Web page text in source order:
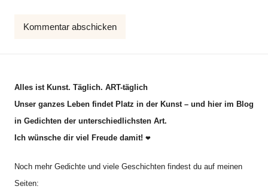
Alles ist Kunst. Täglich. ART-täglich
Unser ganzes Leben findet Platz in der Kunst – und hier im Blog
in Gedichten der unterschiedlichsten Art.
Ich wünsche dir viel Freude damit! ❤
Noch mehr Gedichte und viele Geschichten findest du auf meinen
Seiten: